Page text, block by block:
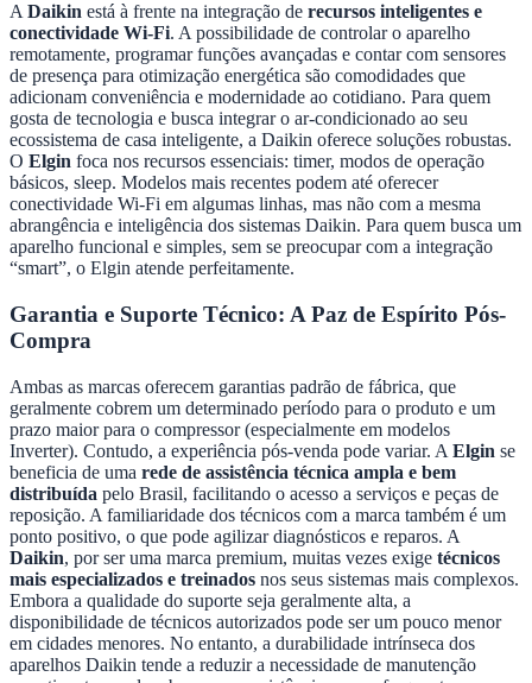
A Daikin está à frente na integração de recursos inteligentes e
conectividade Wi-Fi. A possibilidade de controlar o aparelho
remotamente, programar funções avançadas e contar com sensores
de presença para otimização energética são comodidades que
adicionam conveniência e modernidade ao cotidiano. Para quem
gosta de tecnologia e busca integrar o ar-condicionado ao seu
ecossistema de casa inteligente, a Daikin oferece soluções robustas.
O Elgin foca nos recursos essenciais: timer, modos de operação
básicos, sleep. Modelos mais recentes podem até oferecer
conectividade Wi-Fi em algumas linhas, mas não com a mesma
abrangência e inteligência dos sistemas Daikin. Para quem busca um
aparelho funcional e simples, sem se preocupar com a integração
“smart”, o Elgin atende perfeitamente.
Garantia e Suporte Técnico: A Paz de Espírito Pós-
Compra
Ambas as marcas oferecem garantias padrão de fábrica, que
geralmente cobrem um determinado período para o produto e um
prazo maior para o compressor (especialmente em modelos
Inverter). Contudo, a experiência pós-venda pode variar. A Elgin se
beneficia de uma rede de assistência técnica ampla e bem
distribuída pelo Brasil, facilitando o acesso a serviços e peças de
reposição. A familiaridade dos técnicos com a marca também é um
ponto positivo, o que pode agilizar diagnósticos e reparos. A
Daikin, por ser uma marca premium, muitas vezes exige técnicos
mais especializados e treinados nos seus sistemas mais complexos.
Embora a qualidade do suporte seja geralmente alta, a
disponibilidade de técnicos autorizados pode ser um pouco menor
em cidades menores. No entanto, a durabilidade intrínseca dos
aparelhos Daikin tende a reduzir a necessidade de manutenção